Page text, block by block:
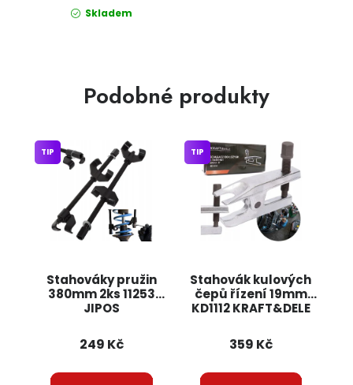
Skladem
Podobné produkty
Stahováky pružin
380mm 2ks 11253
JIPOS
TIP
249 Kč
Stahovák kulových
čepů řízení 19mm
KD1112 KRAFT&DELE
TIP
359 Kč